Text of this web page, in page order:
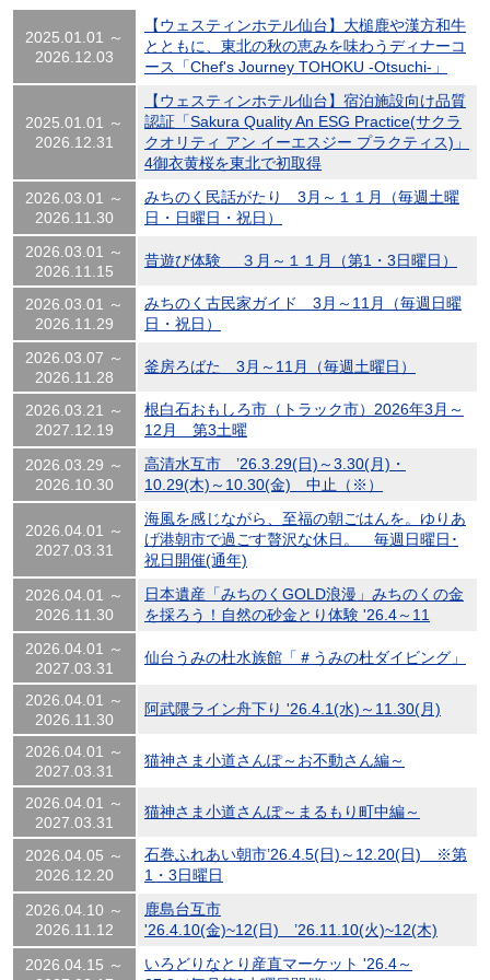
2025.01.01 ～
2026.12.03
【ウェスティンホテル仙台】大槌鹿や漢方和牛
とともに、東北の秋の恵みを味わうディナーコ
ース「Chef's Journey TOHOKU -Otsuchi-」
2025.01.01 ～
2026.12.31
【ウェスティンホテル仙台】宿泊施設向け品質
認証「Sakura Quality An ESG Practice(サクラ
クオリティ アン イーエスジー プラクティス)」
4御衣黄桜を東北で初取得
2026.03.01 ～
2026.11.30
みちのく民話がたり 3月～１１月（毎週土曜
日・日曜日・祝日）
2026.03.01 ～
2026.11.15
昔遊び体験 ３月～１１月（第1・3日曜日）
2026.03.01 ～
2026.11.29
みちのく古民家ガイド 3月～11月（毎週日曜
日・祝日）
2026.03.07 ～
2026.11.28
釜房ろばた 3月～11月（毎週土曜日）
2026.03.21 ～
2027.12.19
根白石おもしろ市（トラック市）2026年3月～
12月 第3土曜
2026.03.29 ～
2026.10.30
高清水互市 ’26.3.29(日)～3.30(月)・
10.29(木)～10.30(金) 中止（※）
2026.04.01 ～
2027.03.31
海風を感じながら、至福の朝ごはんを。ゆりあ
げ港朝市で過ごす贅沢な休日。 毎週日曜日･
祝日開催(通年)
2026.04.01 ～
2026.11.30
日本遺産「みちのくGOLD浪漫」みちのくの金
を採ろう！自然の砂金とり体験 '26.4～11
2026.04.01 ～
2027.03.31
仙台うみの杜水族館「＃うみの杜ダイビング」
2026.04.01 ～
2026.11.30
阿武隈ライン舟下り '26.4.1(水)～11.30(月)
2026.04.01 ～
2027.03.31
猫神さま小道さんぽ～お不動さん編～
2026.04.01 ～
2027.03.31
猫神さま小道さんぽ～まるもり町中編～
2026.04.05 ～
2026.12.20
石巻ふれあい朝市’26.4.5(日)～12.20(日) ※第
1・3日曜日
2026.04.10 ～
2026.11.12
鹿島台互市
'26.4.10(金)~12(日) ’26.11.10(火)~12(木)
2026.04.15 ～
いろどりなとり産直マーケット '26.4～